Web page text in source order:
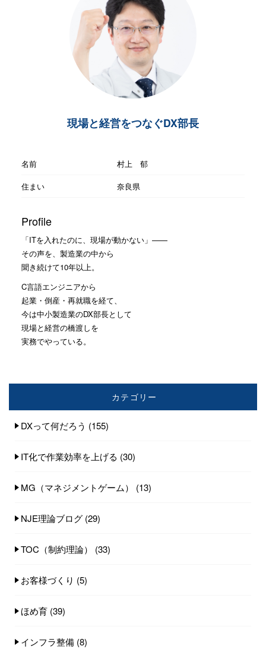
現場と経営をつなぐDX部長
名前
村上 郁
住まい
奈良県
Profile
「ITを入れたのに、現場が動かない」——
その声を、製造業の中から
聞き続けて10年以上。
C言語エンジニアから
起業・倒産・再就職を経て、
今は中小製造業のDX部長として
現場と経営の橋渡しを
実務でやっている。
カテゴリー
DXって何だろう (155)
IT化で作業効率を上げる (30)
MG（マネジメントゲーム） (13)
NJE理論ブログ (29)
TOC（制約理論） (33)
お客様づくり (5)
ほめ育 (39)
インフラ整備 (8)